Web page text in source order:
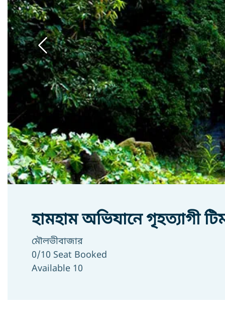
হামহাম অভিযানে গৃহত্যাগী
মৌলভীবাজার
0/10 Seat Booked
Available 10